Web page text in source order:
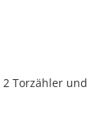
Torzähler und